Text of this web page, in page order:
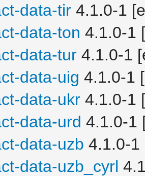
data-tir4.1.0-1
data-ton 4.1.0-1
data-tur4.1.0-1
data-uig 4.1.0-1
data-ukr4.1.0-1
data-urd 4.1.0-1
data-uzb 4.1.0-1
data-uzb_cyrl